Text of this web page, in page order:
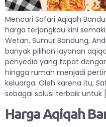
Mencari Safari Aqiqah
harga terjangkau kini
Wetan, Sumur Bandung,
banyak pilihan layanan
penyedia yang tepat
hingga rumah menjadi
keluarga. Oleh karena itu,
sebagai solusi terbaik untuk
Harga Aqiqah